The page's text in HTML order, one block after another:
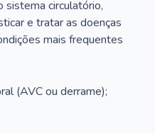
sistema circulatório,
e tratar as doenças
mais frequentes
(AVC ou derrame);